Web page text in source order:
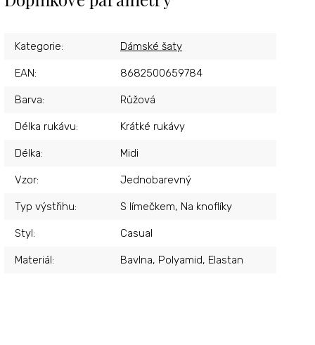
Kategorie: Dámské šaty
EAN: 8682500659784
Barva: Růžová
Délka rukávu: Krátké rukávy
Délka: Midi
Vzor: Jednobarevný
Typ výstřihu: S límečkem, Na knoflíky
Styl: Casual
Materiál: Bavlna, Polyamid, Elastan